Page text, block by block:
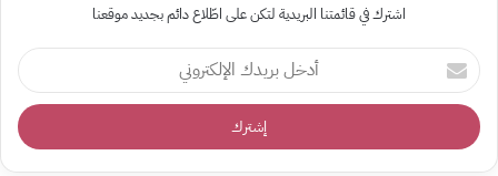
اشترك في قائمتنا البريدية لتكن على اطّلاع دائم بجديد موقعنا
أدخل
بريدك
الإلكتروني